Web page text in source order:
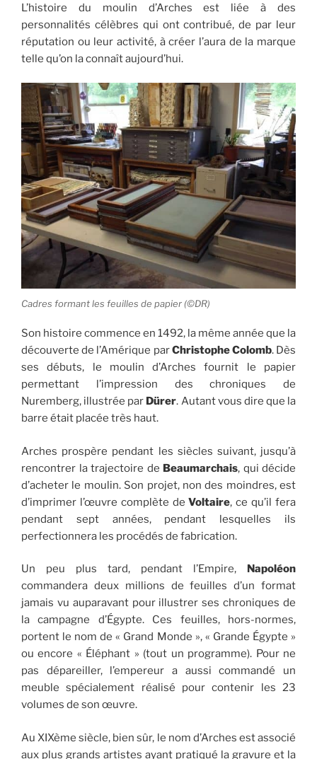
L’histoire du moulin d’Arches est liée à des
personnalités célèbres qui ont contribué, de par leur
réputation ou leur activité, à créer l’aura de la marque
telle qu’on la connaît aujourd’hui.
Cadres formant les feuilles de papier (©DR)
Son histoire commence en 1492, la même année que la
découverte de l’Amérique parChristophe Colomb. Dès
ses débuts, le moulin d’Arches fournit le papier
permettant l’impression des chroniques de
Nuremberg, illustrée par Dürer. Autant vous dire que la
barre était placée très haut.
Arches prospère pendant les siècles suivant, jusqu’à
rencontrer la trajectoire de Beaumarchais, qui décide
d’acheter le moulin. Son projet, non des moindres, est
d’imprimer l’œuvre complète deVoltaire, ce qu’il fera
pendant sept années, pendant lesquelles ils
perfectionnera les procédés de fabrication.
Un peu plus tard, pendant l’Empire, Napoléon
commandera deux millions de feuilles d’un format
jamais vu auparavant pour illustrer ses chroniques de
la campagne d’Égypte. Ces feuilles, hors-normes,
portent le nom de « Grand Monde », « Grande Égypte »
ou encore « Éléphant » (tout un programme). Pour ne
pas dépareiller, l’empereur a aussi commandé un
meuble spécialement réalisé pour contenir les 23
volumes de son œuvre.
Au XIXème siècle, bien sûr, le nom d’Arches est associé
aux plus grands artistes ayant pratiqué la gravure et la